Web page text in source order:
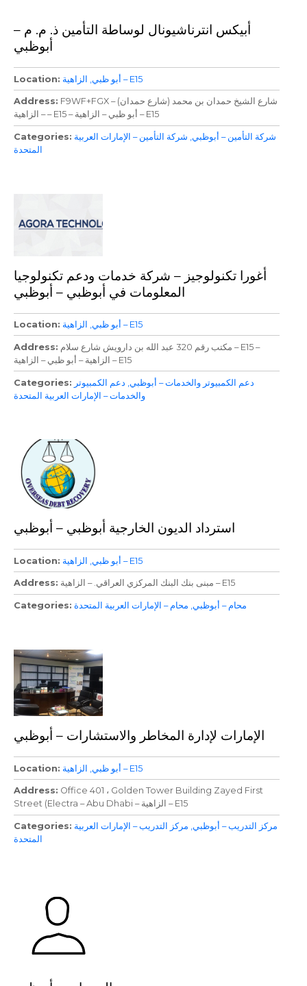
أبيكس انترناشيونال لوساطة التأمين ذ. م. م –
أبوظبي
Location أبو ظبي الزاهية – E15
Address F9WF+FGX – شارع الشيخ حمدان بن محمد (شارع حمدان)
– الزاهية – E15 – أبو ظبي – الزاهية – E15
Categories شركة التأمين – أبوظبي شركة التأمين – الإمارات العربية
المتحدة
أغورا تكنولوجيز – شركة خدمات ودعم تكنولوجيا
المعلومات في أبوظبي – أبوظبي
Location أبو ظبي الزاهية – E15
Address مكتب رقم 320 عبد الله بن دارويش شارع سلام – E15 –
الزاهية – أبو ظبي – الزاهية – E15
Categories دعم الكمبيوتر والخدمات – أبوظبي دعم الكمبيوتر
والخدمات – الإمارات العربية المتحدة
استرداد الديون الخارجية أبوظبي – أبوظبي
Location أبو ظبي الزاهية – E15
Address مبنى بنك البنك المركزي العراقي. – الزاهية – E15
Categories محام – أبوظبي محام – الإمارات العربية المتحدة
الإمارات لإدارة المخاطر والاستشارات – أبوظبي
Location أبو ظبي الزاهية – E15
Address Office 401 ، Golden Tower Building Zayed First
Street (Electra – Abu Dhabi – الزاهية – E15
Categories مركز التدريب – أبوظبي مركز التدريب – الإمارات العربية
المتحدة